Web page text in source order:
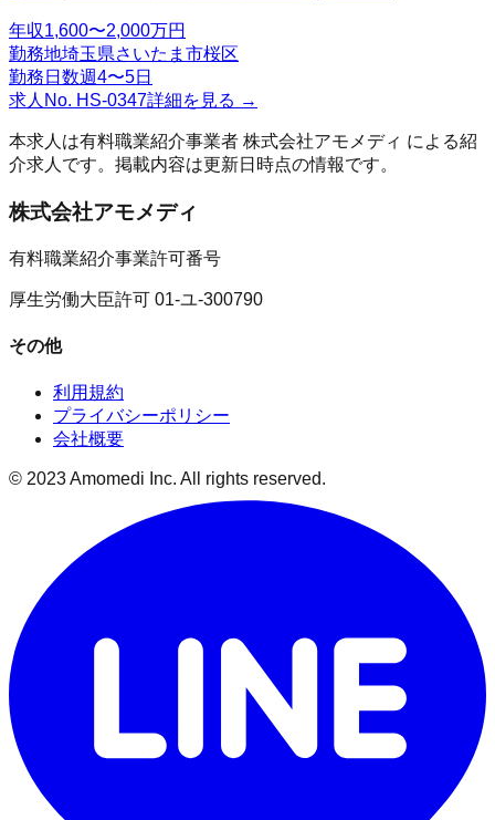
年収1,600〜2,000万円
勤務地埼玉県さいたま市桜区
勤務日数週4〜5日
求人No. HS-0347詳細を見る →
本求人は有料職業紹介事業者 株式会社アモメディ による紹
介求人です。掲載内容は更新日時点の情報です。
株式会社アモメディ
有料職業紹介事業許可番号
厚生労働大臣許可 01-ユ-300790
その他
利用規約
プライバシーポリシー
会社概要
© 2023 Amomedi Inc. All rights reserved.